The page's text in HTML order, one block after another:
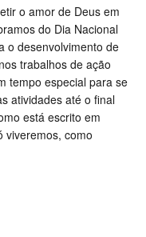
o amor de Deus em
do Dia Nacional
o desenvolvimento de
trabalhos de ação
tempo especial para se
atividades até o final
está escrito em
viveremos, como